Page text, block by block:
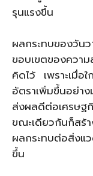
รุนแรงขึ้น
ผลกระทบของวันว
ขอบเขตของควา
คิดไว้ เพราะเมื่อ
อัตราเพิ่มขึ้นอย่า
ส่งผลดีต่อเศรษ
ขณะเดียวกันก็สร้า
ผลกระทบต่อสิ่งแ
ขึ้น